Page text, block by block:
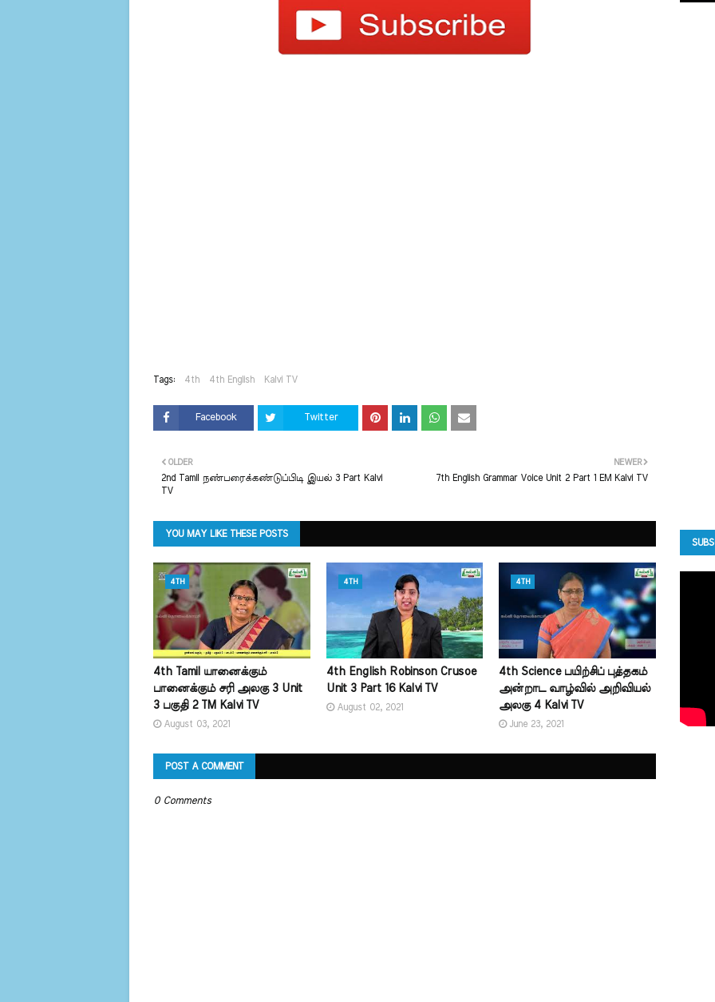
Tags: 4th 4th English Kalvi TV
Facebook Twitter
NEWER
7th English Grammar Voice Unit 2 Part 1 EM Kalvi TV
OLDER
2nd Tamil நண்பரைக்கண்டுப்பிடி இயல் 3 Part Kalvi
TV
YOU MAY LIKE THESE POSTS
4TH
4th Tamil யானைக்கும்
பானைக்கும் சரி அலகு 3 Unit
3 பகுதி 2 TM Kalvi TV
August 03, 2021
4TH
4th English Robinson Crusoe
Unit 3 Part 16 Kalvi TV
August 02, 2021
4TH
4th Science பயிற்சிப் புத்தகம்
அன்றாட வாழ்வில் அறிவியல்
அலகு 4 Kalvi TV
June 23, 2021
POST A COMMENT
0 Comments